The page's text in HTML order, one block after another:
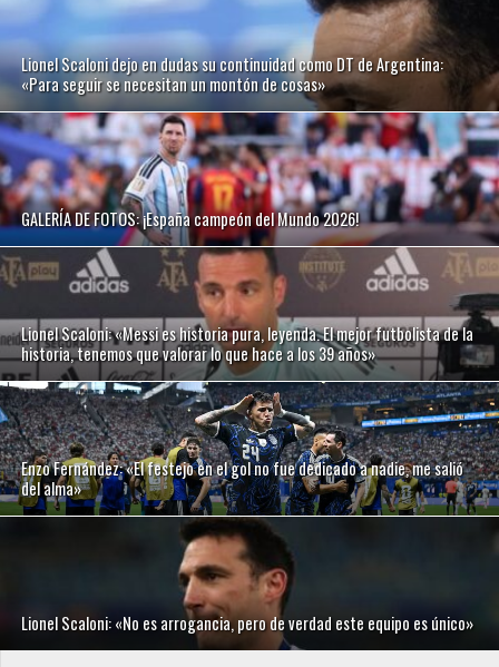
Lionel Scaloni dejo en dudas su continuidad como DT de Argentina:
«Para seguir se necesitan un montón de cosas»
GALERÍA DE FOTOS: ¡España campeón del Mundo 2026!
Lionel Scaloni: «Messi es historia pura, leyenda. El mejor futbolista de la
historia, tenemos que valorar lo que hace a los 39 años»
Enzo Fernández: «El festejo en el gol no fue dedicado a nadie, me salió
del alma»
Lionel Scaloni: «No es arrogancia, pero de verdad este equipo es único»